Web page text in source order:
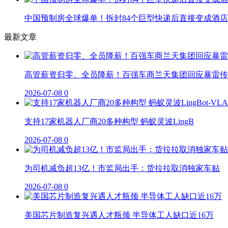
中国预制房全球爆单！拆封84个巨型快递后直接变成酒店
最新文章
高管薪资归零、全员降薪！百强车商兰天集团回应暴雷
2026-07-08 0
支持17家机器人厂商20多种构型 蚂蚁灵波LingB
2026-07-08 0
为司机减负超13亿！市监局出手：货拉拉取消独家车贴
2026-07-08 0
美国芯片制造复兴遇人才瓶颈 半导体工人缺口近16万